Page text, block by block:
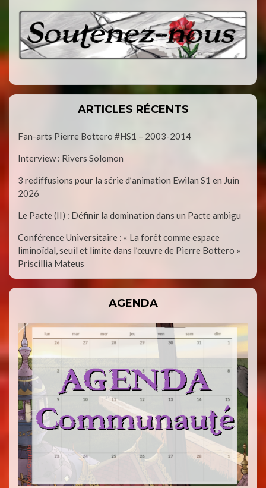
ARTICLES RÉCENTS
Fan-arts Pierre Bottero #HS1 – 2003-2014
Interview : Rivers Solomon
3 rediffusions pour la série d’animation Ewilan S1 en Juin
2026
Le Pacte (II) : Définir la domination dans un Pacte ambigu
Conférence Universitaire : « La forêt comme espace
liminoïdal, seuil et limite dans l’œuvre de Pierre Bottero »
Priscillia Mateus
AGENDA